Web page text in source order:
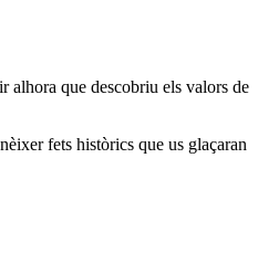
alhora que descobriu els valors de
fets històrics que us glaçaran